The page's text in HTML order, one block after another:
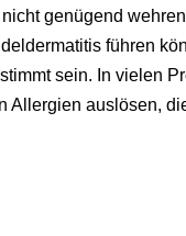
genügend
führen
sein. In vielen
Allergien auslösen,